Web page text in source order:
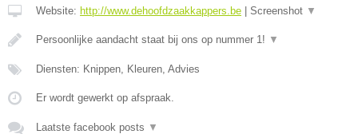
Website: http://www.dehoofdzaakkappers.be | Screenshot ▼
Persoonlijke aandacht staat bij ons op nummer 1! ▼
Diensten: Knippen, Kleuren, Advies
Er wordt gewerkt op afspraak.
Laatste facebook posts ▼